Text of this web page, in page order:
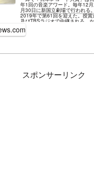
年1回の音楽アワード。毎年12
月30日に新国立劇場で行われる
2019年で第61回を迎えた。授
及びTBSラジオで中継される。
として1970年代には視聴率
は衰退期に入っており視聴率は
新放送は「第63回 輝く!日本レ
関するの情報などを掲載する。
スポンサーリンク